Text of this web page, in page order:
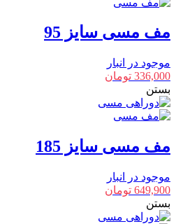
مف مسی سایز 95
موجود در انبار
336,000 تومان
بستن
مف مسی سایز 185
موجود در انبار
649,900 تومان
بستن